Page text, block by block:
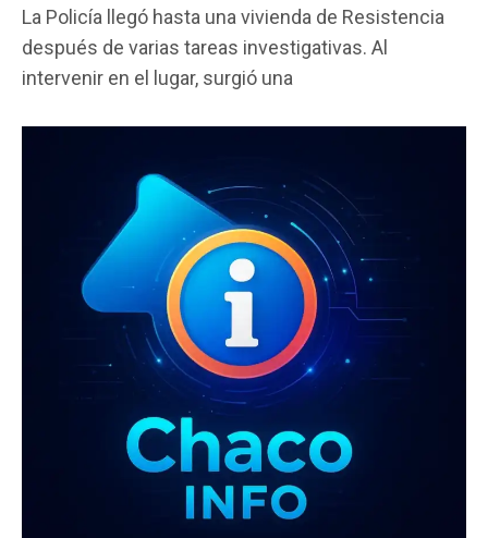
ce
b
o
tt
er
at
s
A
p
p
ail m
p
ar
tir
La Policía llegó hasta una vivienda de Resistencia
después de varias tareas investigativas. Al
intervenir en el lugar, surgió una